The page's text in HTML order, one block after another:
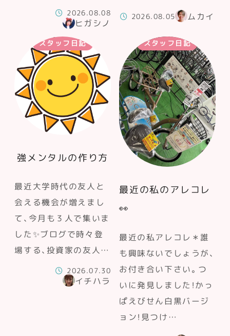
2026.08.08
ヒガシノ
2026.08.05 ムカイ
スタッフ日記
強メンタルの作り方
最近大学時代の友人と
会える機会が増えまし
て、今月も３人で集いま
した✨ブログで時々登
場する、投資家の友人…
2026.07.30
イチハラ
スタッフ日記
最近の私のアレコレ
👀
最近の私アレコレ＊誰
も興味ないでしょうが、
お付き合い下さい。つ
いに発見しました！かっ
ぱえびせん白黒バージ
ョン！見つけ…